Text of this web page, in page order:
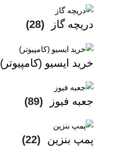
دریچه گاز (28)
خرید ایسیو (کامپیوتر)
جعبه فیوز (89)
پمپ بنزین (22)